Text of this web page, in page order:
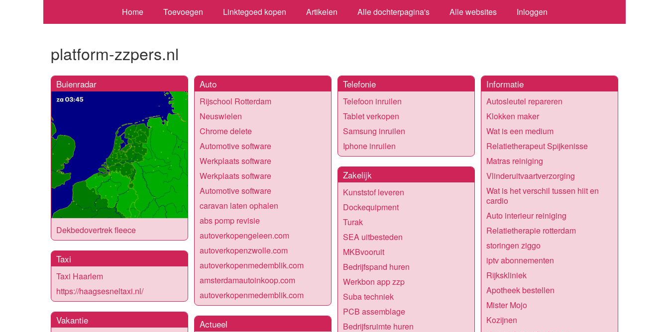
Home Toevoegen Linktegoed kopen Artikelen Alle dochterpagina's Alle websites Inloggen
platform-zzpers.nl
Buienradar
Dekbedovertrek fleece
Taxi
Taxi Haarlem
https://haagsesneltaxi.nl/
Vakantie
Auto
Rijschool Rotterdam
Neuswielen
Chrome delete
Automotive software
Werkplaats software
Werkplaats software
Automotive software
caravan laten ophalen
abs pomp revisie
autoverkopengeleen.com
autoverkopenzwolle.com
autoverkopenmedemblik.com
amsterdamautoinkoop.com
autoverkopenmedemblik.com
Actueel
Telefonie
Telefoon inruilen
Tablet verkopen
Samsung inruilen
Iphone inruilen
Zakelijk
Kunststof leveren
Dockequipment
Turak
SEA uitbesteden
MKBvooruit
Bedrijfspand huren
Werkbon app zzp
Suba techniek
PCB assemblage
Bedrijfsruimte huren
Informatie
Autosleutel repareren
Klokken maker
Wat is een medium
Relatietherapeut Spijkenisse
Matras reiniging
Vlinderuitvaartverzorging
Wat is het verschil tussen hiit en
cardio
Auto interieur reiniging
Relatietherapie rotterdam
storingen ziggo
iptv abonnementen
Rijkskliniek
Apotheek bestellen
Mister Mojo
Kozijnen